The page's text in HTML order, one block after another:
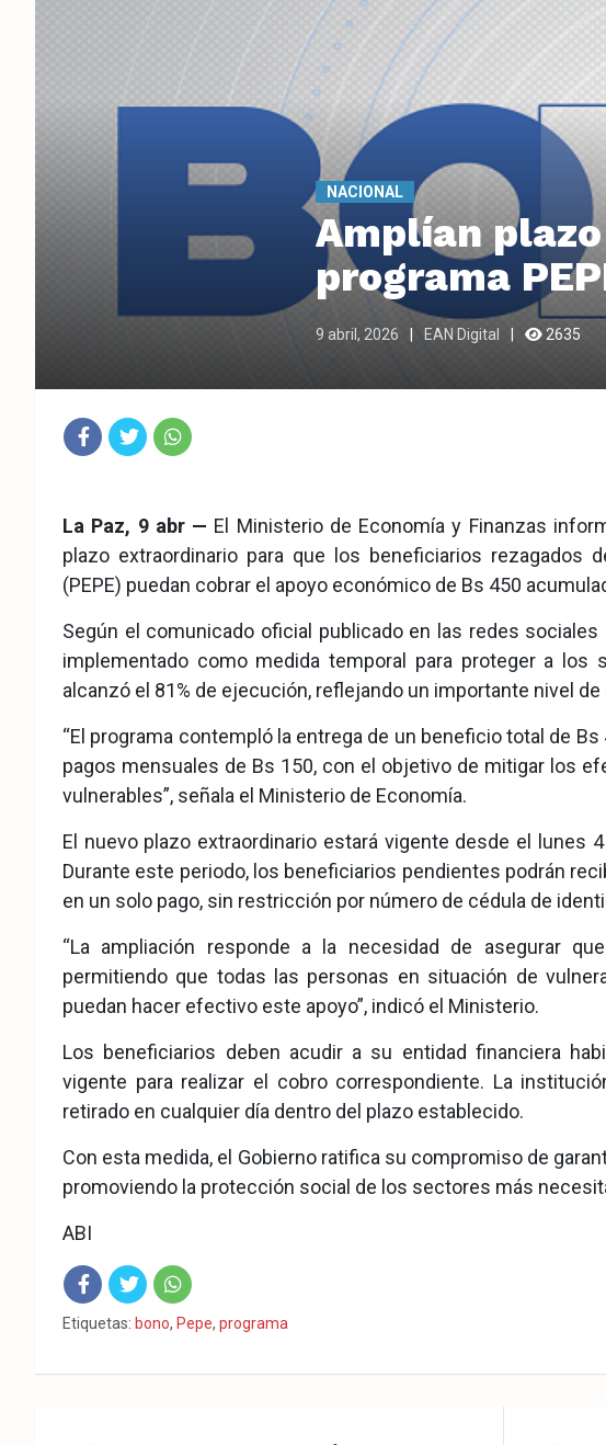
NACIONAL
Amplían
programa
9 abril, 2026 EAN Digital 2635
ook
tsA
pp
La Paz, 9 abr — El Ministerio de Economía y Finanzas
plazo extraordinario para que los beneficiarios rezagados
(PEPE) puedan cobrar el apoyo económico de Bs 450
Según el comunicado oficial publicado en las redes
implementado como medida temporal para proteger a los
alcanzó el 81% de ejecución, reflejando un importante nivel
“El programa contempló la entrega de un beneficio total de
pagos mensuales de Bs 150, con el objetivo de mitigar los
vulnerables”, señala el Ministerio de Economía.
El nuevo plazo extraordinario estará vigente desde el lunes
Durante este periodo, los beneficiarios pendientes podrán
en un solo pago, sin restricción por número de cédula de
“La ampliación responde a la necesidad de asegurar
permitiendo que todas las personas en situación de
puedan hacer efectivo este apoyo”, indicó el Ministerio.
Los beneficiarios deben acudir a su entidad financiera
vigente para realizar el cobro correspondiente. La
retirado en cualquier día dentro del plazo establecido.
Con esta medida, el Gobierno ratifica su compromiso de
promoviendo la protección social de los sectores más
ABI
Fac Twit Wha
Etiquetas: bono, Pepe, programa